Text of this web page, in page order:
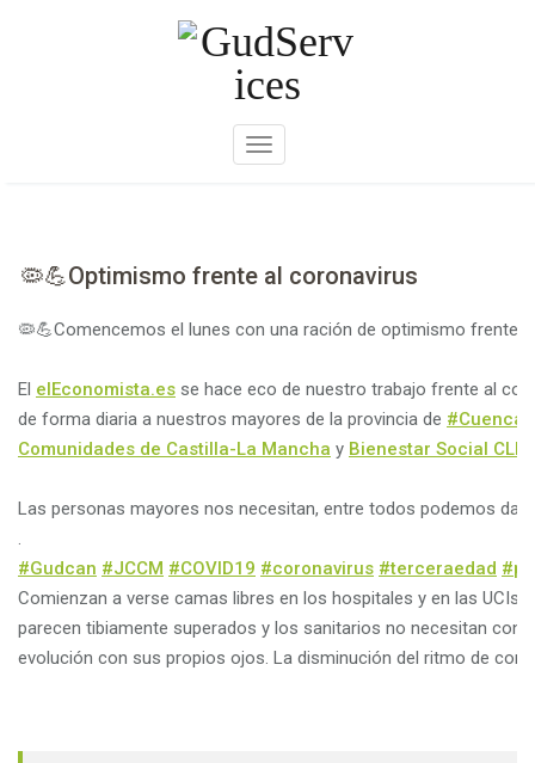
A
r
a
v
e
a
ó
n
🦠💪Optimismo frente al coronavirus
🦠💪Comencemos el lunes con una ración de optimismo frente
El elEconomista.es se hace eco de nuestro trabajo frente al
de forma diaria a nuestros mayores de la provincia de #Cuenca
Comunidades de Castilla-La Mancha y Bienestar Social CLM
Las personas mayores nos necesitan, entre todos podemos dar
.
#Gudcan #JCCM #COVID19 #coronavirus #terceraedad #
Comienzan a verse camas libres en los hospitales y en las
parecen tibiamente superados y los sanitarios no necesitan
evolución con sus propios ojos. La disminución del ritmo de